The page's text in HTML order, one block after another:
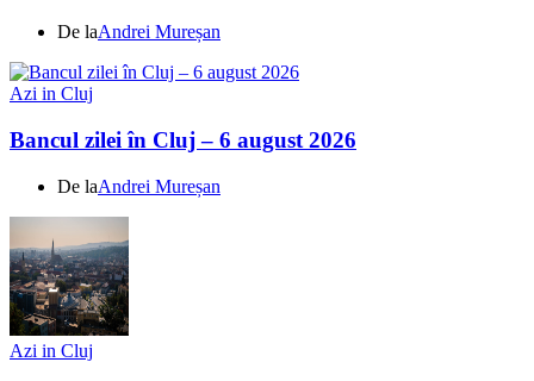
De laAndrei Mureșan
Azi in Cluj
Bancul zilei în Cluj – 6 august 2026
De laAndrei Mureșan
Azi in Cluj